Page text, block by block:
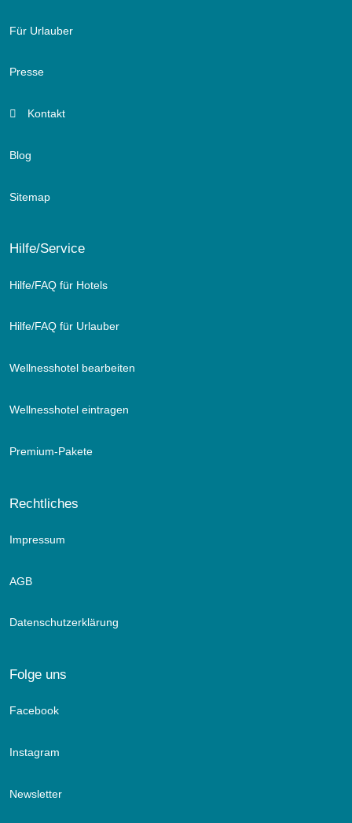
Für Urlauber
Presse
Kontakt
Blog
Sitemap
Hilfe/Service
Hilfe/FAQ für Hotels
Hilfe/FAQ für Urlauber
Wellnesshotel bearbeiten
Wellnesshotel eintragen
Premium-Pakete
Rechtliches
Impressum
AGB
Datenschutzerklärung
Folge uns
Facebook
Instagram
Newsletter